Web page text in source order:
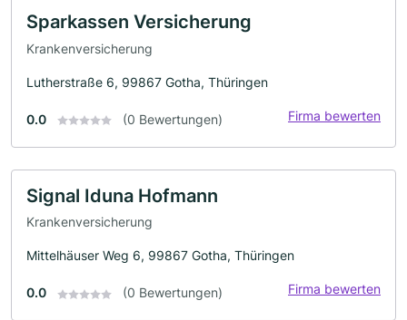
Sparkassen Versicherung
Krankenversicherung
Lutherstraße 6, 99867 Gotha, Thüringen
0.0 (0 Bewertungen) Firma bewerten
Signal Iduna Hofmann
Krankenversicherung
Mittelhäuser Weg 6, 99867 Gotha, Thüringen
0.0 (0 Bewertungen) Firma bewerten